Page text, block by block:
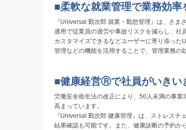
■柔軟な就業管理で業務効率
『Universal 勤次郎 就業・勤怠管理』は、さ
適用で従業員の過労や事故リスクを減らし、社
カスタマイズできるなどユーザーに寄り添っ
管理などの機能を活用することで、管理業務の
■健康経営Ⓡで社員がいきい
労働安全衛生法の改正により、50人未満の事
高まっています。
『Universal 勤次郎 健康管理』は、ストレス
結果確認も可能です。また、健康診断の予約か